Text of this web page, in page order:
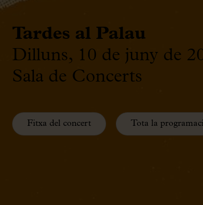
Tardes al Palau
Dilluns, 10 de juny de
Sala de Concerts
Fitxa del concert Tota la